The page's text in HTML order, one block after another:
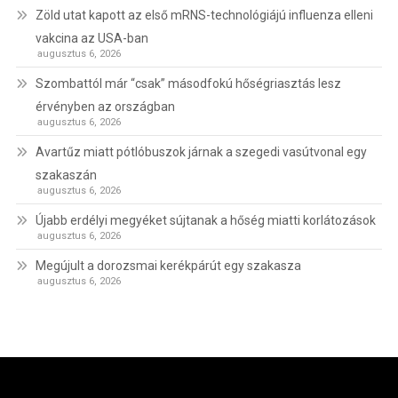
Zöld utat kapott az első mRNS-technológiájú influenza elleni
vakcina az USA-ban
augusztus 6, 2026
Szombattól már “csak” másodfokú hőségriasztás lesz
érvényben az országban
augusztus 6, 2026
Avartűz miatt pótlóbuszok járnak a szegedi vasútvonal egy
szakaszán
augusztus 6, 2026
Újabb erdélyi megyéket sújtanak a hőség miatti korlátozások
augusztus 6, 2026
Megújult a dorozsmai kerékpárút egy szakasza
augusztus 6, 2026